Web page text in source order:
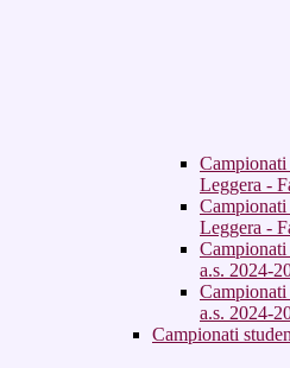
Leggera -
Leggera -
a.s. 2024-
a.s. 2024-
Campionati